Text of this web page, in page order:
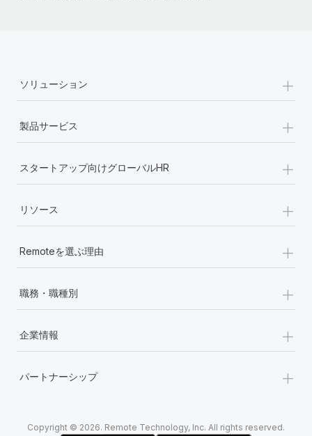
ソリューション +
製品サービス +
スタートアップ向けグローバルHR +
リソース +
Remoteを選ぶ理由 +
職務・職種別 +
企業情報 +
パートナーシップ +
Copyright © 2026. Remote Technology, Inc. All rights reserved.